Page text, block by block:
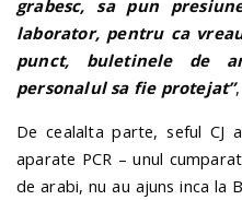
grabesc, sa pun
laborator, pentru ca
punct, buletinele de
personalul sa fie protejat”
De cealalta parte, seful CJ
aparate PCR – unul
de arabi, nu au ajuns inca la